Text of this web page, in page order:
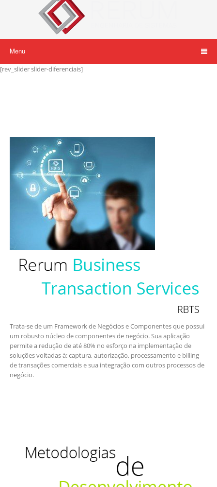
Menu
[rev_slider slider-diferenciais]
Trata-se de um Framework de Negócios e Componentes que possui
um robusto núcleo de componentes de negócio. Sua aplicação
permite a redução de até 80% no esforço na implementação de
soluções voltadas à: captura, autorização, processamento e billing
de transações comerciais e sua integração com outros processos de
negócio.